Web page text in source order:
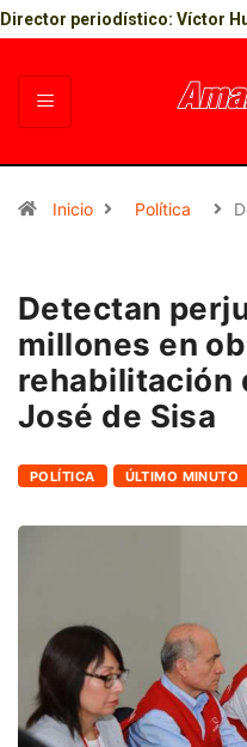
Director periodístico: Víctor
Inicio Política
Detectan
millones en
rehabilitación
José de Sisa
POLÍTICA ÚLTIMO MINUTO